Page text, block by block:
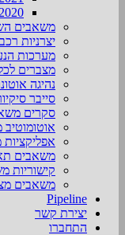
משאבים
יצרניות
מערכות
מצברים
נהיגה
סייבר
סקרים
משאבים
קישוריות
משאבים
Pipeline
יצירת קשר
התחברו